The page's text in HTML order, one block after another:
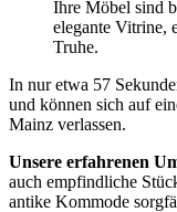
Ihre Möbel sind
elegante Vitrine,
Truhe.
In nur etwa 57
und können sich auf
Mainz verlassen.
Unsere erfahrenen
auch empfindliche
antike Kommode